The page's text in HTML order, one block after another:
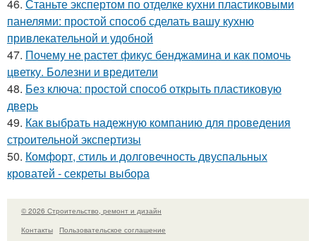
46. Станьте экспертом по отделке кухни пластиковыми
панелями: простой способ сделать вашу кухню
привлекательной и удобной
47. Почему не растет фикус бенджамина и как помочь
цветку. Болезни и вредители
48. Без ключа: простой способ открыть пластиковую
дверь
49. Как выбрать надежную компанию для проведения
строительной экспертизы
50. Комфорт, стиль и долговечность двуспальных
кроватей - секреты выбора
© 2026 Строительство, ремонт и дизайн
Контакты
Пользовательское соглашение